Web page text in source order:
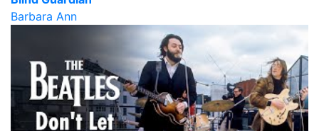
Barbara Ann